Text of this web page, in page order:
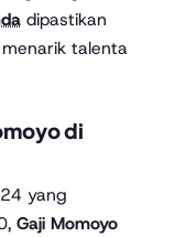
dipastikan
talenta
di
yang
Gaji Momoyo